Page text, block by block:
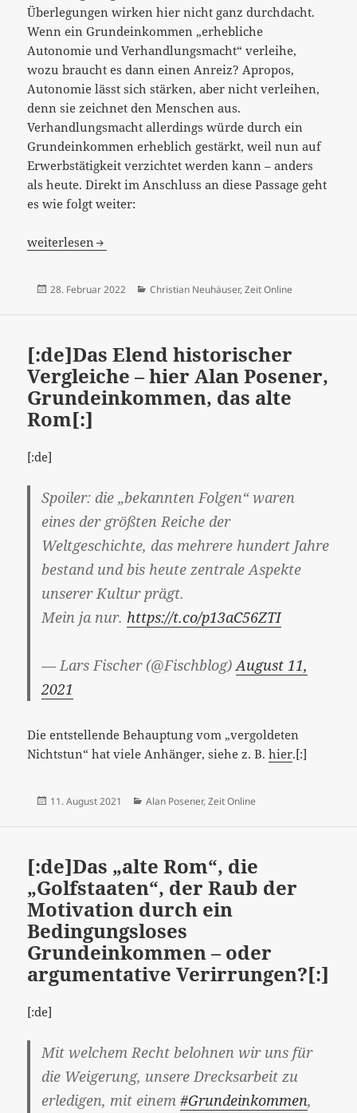
Überlegungen wirken hier nicht ganz durchdacht.
Wenn ein Grundeinkommen „erhebliche
Autonomie und Verhandlungsmacht“ verleihe,
wozu braucht es dann einen Anreiz? Apropos,
Autonomie lässt sich stärken, aber nicht verleihen,
denn sie zeichnet den Menschen aus.
Verhandlungsmacht allerdings würde durch ein
Grundeinkommen erheblich gestärkt, weil nun auf
Erwerbstätigkeit verzichtet werden kann – anders
als heute. Direkt im Anschluss an diese Passage geht
es wie folgt weiter:
[:de]Mindestlohn, Grundeinkommen und die Frage
weiterlesen
Veröffentlicht
28. Februar 2022 Kategorien
Christian Neuhäuser, Zeit Online
[:de]Das Elend historischer
Vergleiche – hier Alan Posener,
Grundeinkommen, das alte
Rom[:]
[:de]
Spoiler: die „bekannten Folgen“ waren
eines der größten Reiche der
Weltgeschichte, das mehrere hundert Jahre
bestand und bis heute zentrale Aspekte
unserer Kultur prägt.
Mein ja nur. https://t.co/p13aC56ZTI
— Lars Fischer (@Fischblog)August 11,
2021
Die entstellende Behauptung vom „vergoldeten
Nichtstun“ hat viele Anhänger, siehe z. B.hier.[:]
Veröffentlicht
11. August 2021 Kategorien
Alan Posener, Zeit Online
[:de]Das „alte Rom“, die
„Golfstaaten“, der Raub der
Motivation durch ein
Bedingungsloses
Grundeinkommen – oder
argumentative Verirrungen?[:]
[:de]
Mit welchem Recht belohnen wir uns für
die Weigerung, unsere Drecksarbeit zu
erledigen, mit einem#Grundeinkommen,